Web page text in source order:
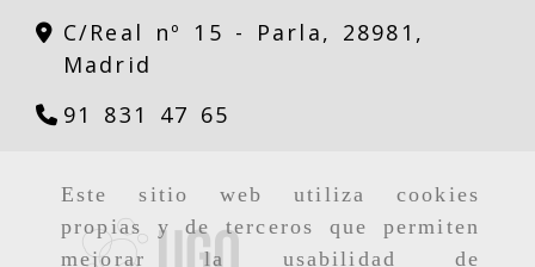
Este sitio web utiliza cookies
propias y de terceros que permiten
mejorar la usabilidad de
C/Real nº 15 - Parla, 28981,
Madrid
91 831 47 65